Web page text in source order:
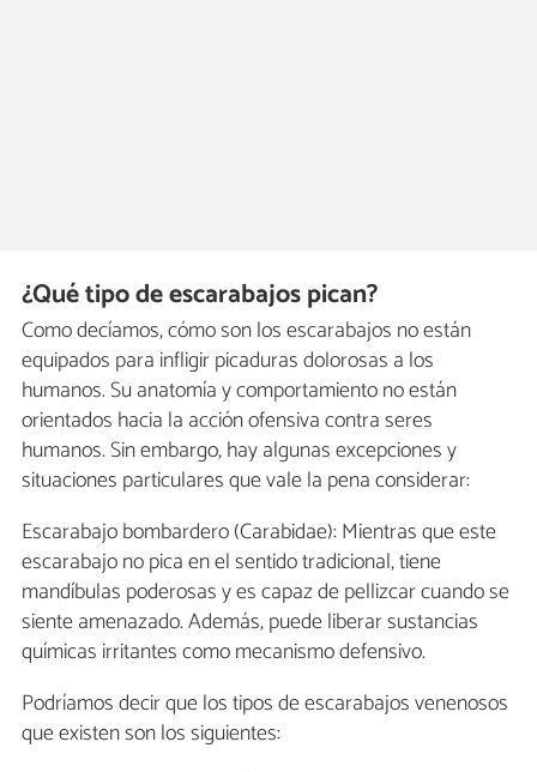
¿Qué tipo de escarabajos pican?
Como decíamos, cómo son los escarabajos no están
equipados para infligir picaduras dolorosas a los
humanos. Su anatomía y comportamiento no están
orientados hacia la acción ofensiva contra seres
humanos. Sin embargo, hay algunas excepciones y
situaciones particulares que vale la pena considerar:
Escarabajo bombardero (Carabidae): Mientras que este
escarabajo no pica en el sentido tradicional, tiene
mandíbulas poderosas y es capaz de pellizcar cuando se
siente amenazado. Además, puede liberar sustancias
químicas irritantes como mecanismo defensivo.
Podríamos decir que los tipos de escarabajos venenosos
que existen son los siguientes: